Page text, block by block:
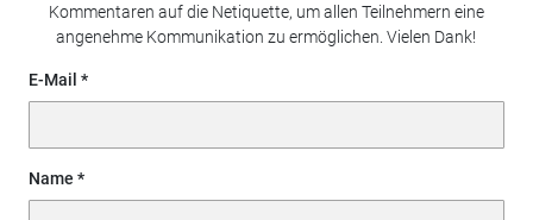
Kommentaren auf die Netiquette, um allen Teilnehmern eine
angenehme Kommunikation zu ermöglichen. Vielen Dank!
E-Mail
Name